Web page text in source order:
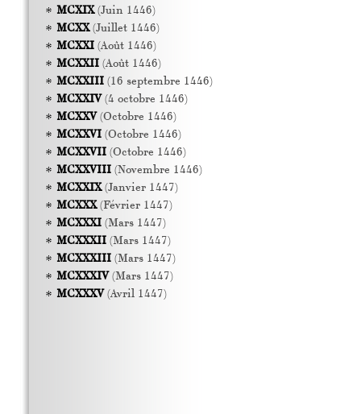
MCXIX(Juin 1446)
MCXX(Juillet 1446)
MCXXI(Août 1446)
MCXXII(Août 1446)
MCXXIII(16 septembre 1446)
MCXXIV(4 octobre 1446)
MCXXV(Octobre 1446)
MCXXVI(Octobre 1446)
MCXXVII(Octobre 1446)
MCXXVIII(Novembre 1446)
MCXXIX(Janvier 1447)
MCXXX(Février 1447)
MCXXXI(Mars 1447)
MCXXXII(Mars 1447)
MCXXXIII(Mars 1447)
MCXXXIV(Mars 1447)
MCXXXV(Avril 1447)